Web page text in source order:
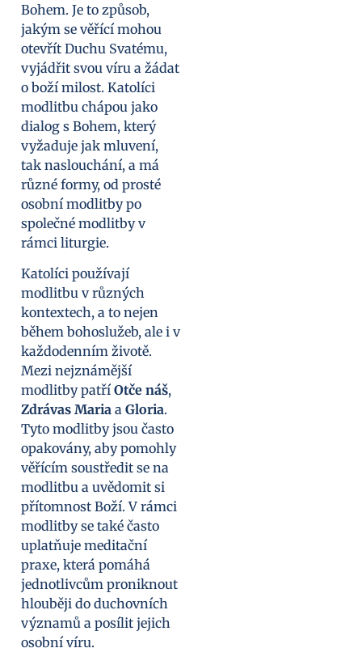
Bohem. Je to způsob,
jakým se věřící mohou
otevřít Duchu Svatému,
vyjádřit svou víru a žádat
o boží milost. Katolíci
modlitbu chápou jako
dialog s Bohem, který
vyžaduje jak mluvení,
tak naslouchání, a má
různé formy, od prosté
osobní modlitby po
společné modlitby v
rámci liturgie.
Katolíci používají
modlitbu v různých
kontextech, a to nejen
během bohoslužeb, ale i v
každodenním životě.
Mezi nejznámější
modlitby patří Otče náš,
Zdrávas Maria a Gloria.
Tyto modlitby jsou často
opakovány, aby pomohly
věřícím soustředit se na
modlitbu a uvědomit si
přítomnost Boží. V rámci
modlitby se také často
uplatňuje meditační
praxe, která pomáhá
jednotlivcům proniknout
hlouběji do duchovních
významů a posílit jejich
osobní víru.